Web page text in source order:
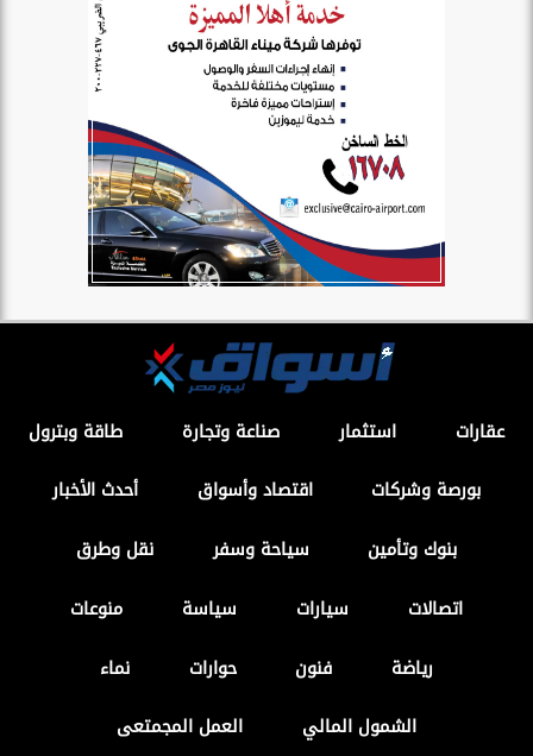
عقارات استثمار صناعة وتجارة
طاقة وبترول
بورصة وشركات
اقتصاد وأسواق
أحدث الأخبار
بنوك وتأمين
سياحة وسفر
نقل وطرق
اتصالات
سيارات سياسة
منوعات
رياضة
فنون حوارات
نماء
الشمول المالي
العمل المجمتعى